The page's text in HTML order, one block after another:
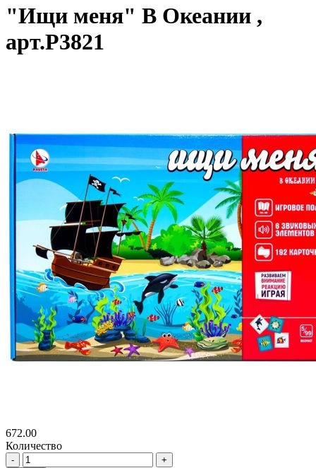
"Ищи меня" В Океании ,
арт.Р3821
672.00
Количество
-
+